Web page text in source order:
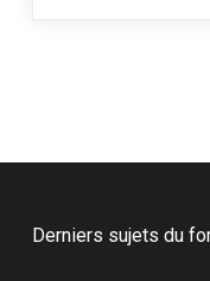
Derniers sujets du